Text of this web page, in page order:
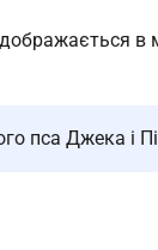
в
пса Джека і